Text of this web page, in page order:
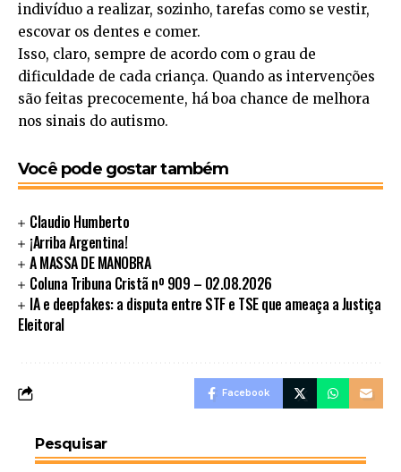
indivíduo a realizar, sozinho, tarefas como se vestir,
escovar os dentes e comer.
Isso, claro, sempre de acordo com o grau de
dificuldade de cada criança. Quando as intervenções
são feitas precocemente, há boa chance de melhora
nos sinais do autismo.
Você pode gostar também
Claudio Humberto
¡Arriba Argentina!
A MASSA DE MANOBRA
Coluna Tribuna Cristã nº 909 – 02.08.2026
IA e deepfakes: a disputa entre STF e TSE que ameaça a Justiça
Eleitoral
Facebook
Pesquisar